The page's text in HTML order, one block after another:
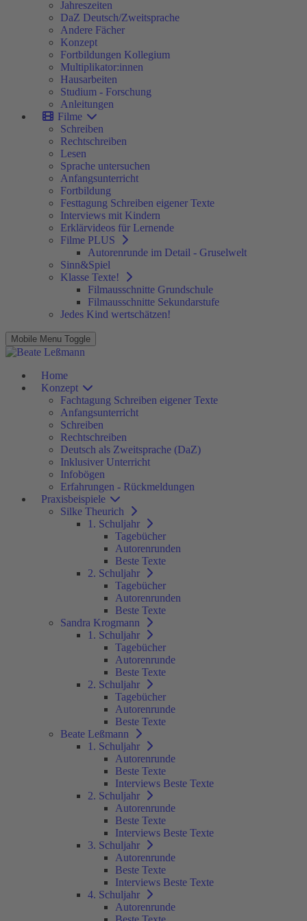
Jahreszeiten
DaZ Deutsch/Zweitsprache
Andere Fächer
Konzept
Fortbildungen Kollegium
Multiplikator:innen
Hausarbeiten
Studium - Forschung
Anleitungen
Filme
Schreiben
Rechtschreiben
Lesen
Sprache untersuchen
Anfangsunterricht
Fortbildung
Festtagung Schreiben eigener Texte
Interviews mit Kindern
Erklärvideos für Lernende
Filme PLUS
Autorenrunde im Detail - Gruselwelt
Sinn&Spiel
Klasse Texte!
Filmausschnitte Grundschule
Filmausschnitte Sekundarstufe
Jedes Kind wertschätzen!
Mobile Menu Toggle
Home
Konzept
Fachtagung Schreiben eigener Texte
Anfangsunterricht
Schreiben
Rechtschreiben
Deutsch als Zweitsprache (DaZ)
Inklusiver Unterricht
Infobögen
Erfahrungen - Rückmeldungen
Praxisbeispiele
Silke Theurich
1. Schuljahr
Tagebücher
Autorenrunden
Beste Texte
2. Schuljahr
Tagebücher
Autorenrunden
Beste Texte
Sandra Krogmann
1. Schuljahr
Tagebücher
Autorenrunde
Beste Texte
2. Schuljahr
Tagebücher
Autorenrunde
Beste Texte
Beate Leßmann
1. Schuljahr
Autorenrunde
Beste Texte
Interviews Beste Texte
2. Schuljahr
Autorenrunde
Beste Texte
Interviews Beste Texte
3. Schuljahr
Autorenrunde
Beste Texte
Interviews Beste Texte
4. Schuljahr
Autorenrunde